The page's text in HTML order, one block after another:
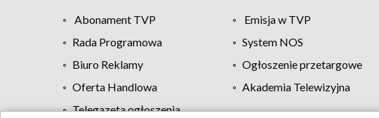
Abonament TVP Emisja w TVP
Rada Programowa
System NOS
Biuro Reklamy
Ogłoszenie przetargowe
Oferta Handlowa
Akademia Telewizyjna
Telegazeta ogłoszenia